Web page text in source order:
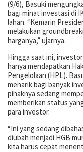
(9/6), Basuki
bagi minat investasi di
lahan. “Kemarin
melakukan
harganya,” ujarnya.
Hingga saat ini,
hanya mendapatkan
Pengelolaan (HPL).
menarik bagi banyak
pihaknya sedang
memberikan status
para investor.
“Ini yang sedang
diubah menjadi HGB
kita harus cepat